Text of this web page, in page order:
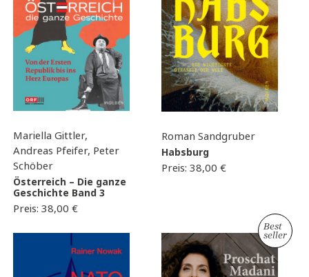
Mariella Gittler,
Andreas Pfeifer, Peter
Schöber
Österreich – Die ganze
Geschichte Band 3
Preis: 38,00 €
Roman Sandgruber
Habsburg
Preis: 38,00 €
Best
seller